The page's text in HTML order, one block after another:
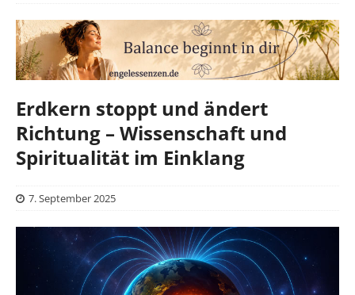
Erdkern stoppt und ändert
Richtung – Wissenschaft und
Spiritualität im Einklang
7. September 2025